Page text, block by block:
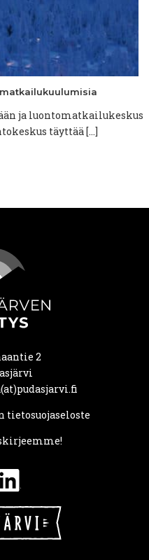
matkailukuulumisia
ja luontomatkailukeskus
täyttää […]
2